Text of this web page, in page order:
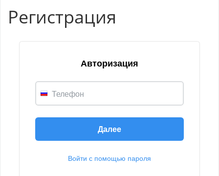
Регистрация
Авторизация
Телефон
Далее
Войти с помощью пароля